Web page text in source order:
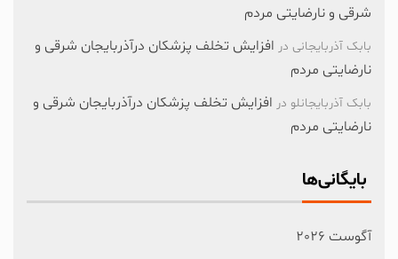
شرقی و نارضایتی مردم
بابک آذربایجانی در افزایش تخلف پزشکان درآذربایجان شرقی و
نارضایتی مردم
بابک آذربایجانلو در افزایش تخلف پزشکان درآذربایجان شرقی و
نارضایتی مردم
بایگانی‌ها
آگوست 2026